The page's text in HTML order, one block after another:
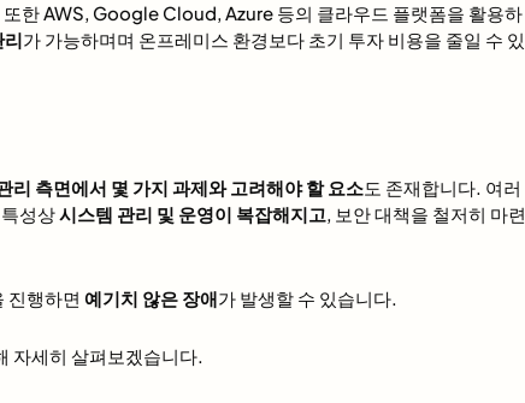
한 AWS, Google Cloud, Azure 등의 클라우드 플랫폼을 활용하
리가 가능하며며 온프레미스 환경보다 초기 투자 비용을 줄일 수 있
리 측면에서 몇 가지 과제와 고려해야 할 요소도 존재합니다. 여러
특성상시스템 관리 및 운영이 복잡해지고, 보안 대책을 철저히 마련
진행하면예기치 않은 장애가 발생할 수 있습니다.
자세히 살펴보겠습니다.